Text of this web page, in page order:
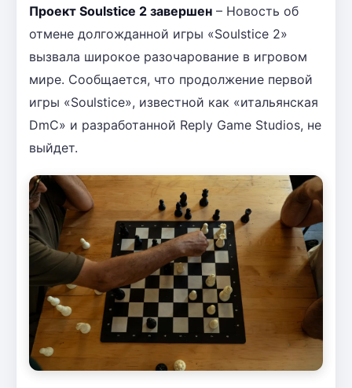
Проект Soulstice 2 завершен – Новость об
отмене долгожданной игры «Soulstice 2»
вызвала широкое разочарование в игровом
мире. Сообщается, что продолжение первой
игры «Soulstice», известной как «итальянская
DmC» и разработанной Reply Game Studios, не
выйдет.